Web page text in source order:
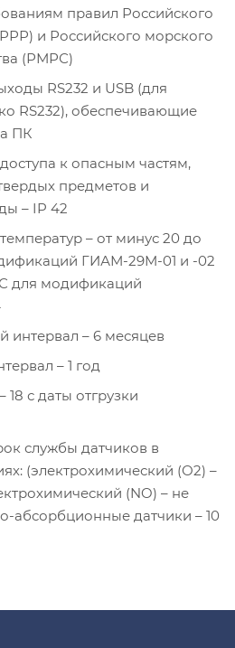
правил Российского
и Российского морского
(РМРС)
RS232 и USB (для
RS232), обеспечивающие
ПК
к опасным частям,
предметов и
– IP 42
– от минус 20 до
ГИАМ-29М-01 и -02
для модификаций
– 6 месяцев
– 1 год
с даты отгрузки
службы датчиков в
(электрохимический (О2) –
(NO) – не
абсорбционные датчики – 10